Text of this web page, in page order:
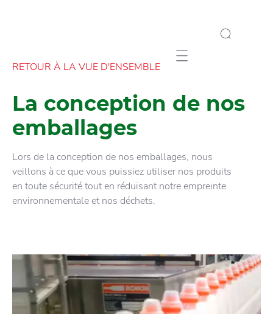
Mobile navigation
RETOUR À LA VUE D'ENSEMBLE
La conception de nos
emballages
Lors de la conception de nos emballages, nous
veillons à ce que vous puissiez utiliser nos produits
en toute sécurité tout en réduisant notre empreinte
environnementale et nos déchets.